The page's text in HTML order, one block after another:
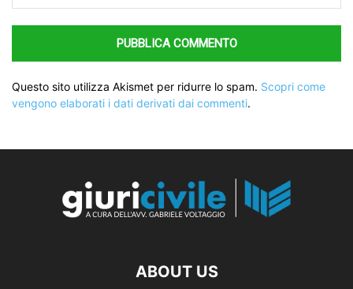
Questo sito utilizza Akismet per ridurre lo spam. Scopri come
vengono elaborati i dati derivati dai commenti.
ABOUT US